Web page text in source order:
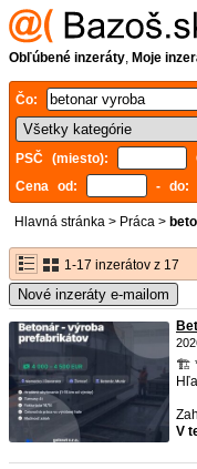
Obľúbené inzeráty, Moje
Čo:
PSČ (miesto):
Cena od:
- do:
Hlavná stránka > Práca >
1-17 inzerátov z 17
Nové inzeráty e-mailom
🏗️
V